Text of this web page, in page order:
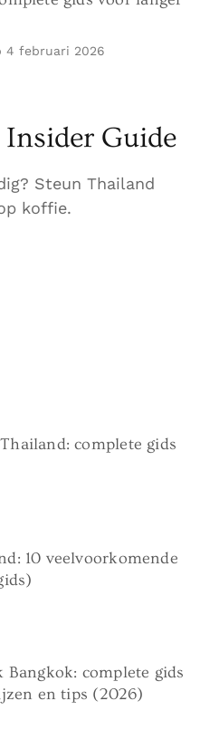
4 februari 2026
Guide
Steun Thailand
koffie.
complete gids
10 veelvoorkomende
complete gids
en tips (2026)